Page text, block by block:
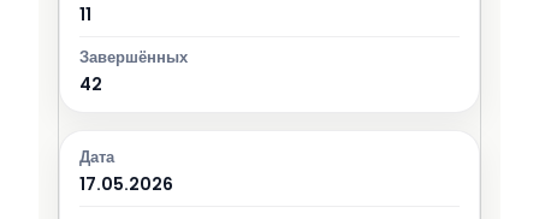
11
42
17.05.2026